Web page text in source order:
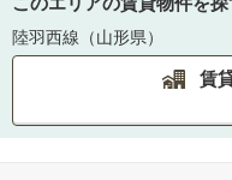
陸羽西線（山形県）
賃